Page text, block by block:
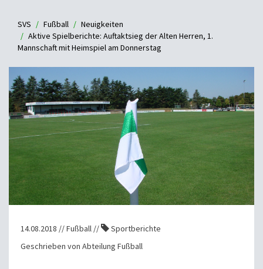
SVS Fußball
Neuigkeiten
Aktive Spielberichte: Auftaktsieg der Alten Herren, 1.
Mannschaft mit Heimspiel am Donnerstag
14.08.2018 // Fußball //
Sportberichte
Geschrieben von Abteilung Fußball